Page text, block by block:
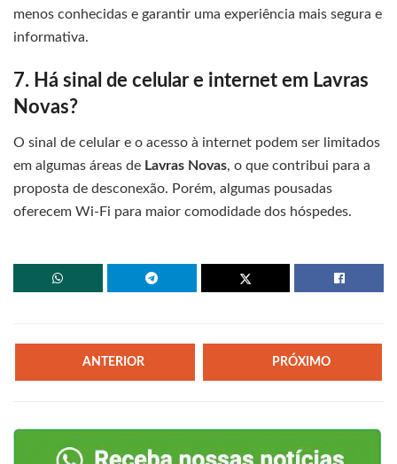
menos conhecidas e garantir uma experiência mais segura e
informativa.
7. Há sinal de celular e internet em Lavras
Novas?
O sinal de celular e o acesso à internet podem ser limitados
em algumas áreas de Lavras Novas, o que contribui para a
proposta de desconexão. Porém, algumas pousadas
oferecem Wi-Fi para maior comodidade dos hóspedes.
ANTERIOR PRÓXIMO